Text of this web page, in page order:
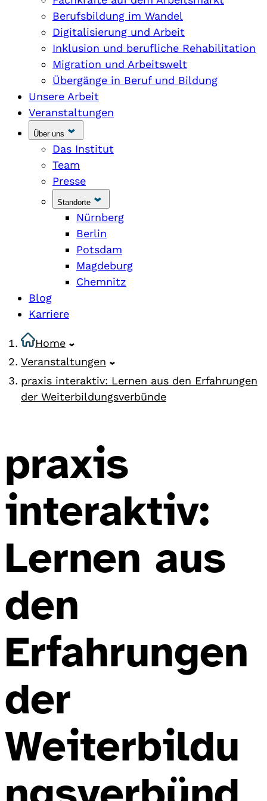
Berufsbildung im Wandel
Digitalisierung und Arbeit
Inklusion und berufliche Rehabilitation
Migration und Arbeitswelt
Übergänge in Beruf und Bildung
Unsere Arbeit
Veranstaltungen
Über uns
Das Institut
Team
Presse
Standorte
Nürnberg
Berlin
Potsdam
Magdeburg
Chemnitz
Blog
Karriere
Home
Veranstaltungen
praxis interaktiv: Lernen aus den Erfahrungen
der Weiterbildungsverbünde
praxis
interaktiv:
Lernen aus
den
Erfahrungen
der
Weiterbildu